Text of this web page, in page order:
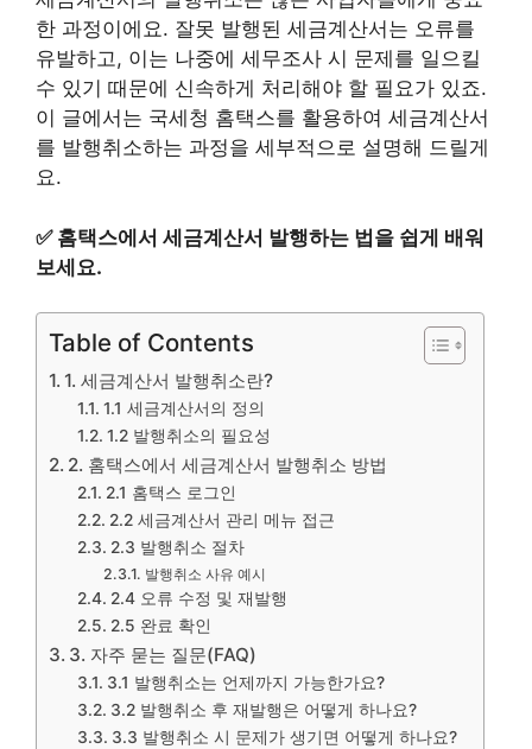
한 과정이에요. 잘못 발행된 세금계산서는 오류를
유발하고, 이는 나중에 세무조사 시 문제를 일으킬
수 있기 때문에 신속하게 처리해야 할 필요가 있죠.
이 글에서는 국세청 홈택스를 활용하여 세금계산서
를 발행취소하는 과정을 세부적으로 설명해 드릴게
요.
✅ 홈택스에서 세금계산서 발행하는 법을 쉽게 배워
보세요.
Table of Contents
1. 세금계산서 발행취소란?
1.1 세금계산서의 정의
1.2 발행취소의 필요성
2. 홈택스에서 세금계산서 발행취소 방법
2.1 홈택스 로그인
2.2 세금계산서 관리 메뉴 접근
2.3 발행취소 절차
발행취소 사유 예시
2.4 오류 수정 및 재발행
2.5 완료 확인
3. 자주 묻는 질문(FAQ)
3.1 발행취소는 언제까지 가능한가요?
3.2 발행취소 후 재발행은 어떻게 하나요?
3.3 발행취소 시 문제가 생기면 어떻게 하나요?